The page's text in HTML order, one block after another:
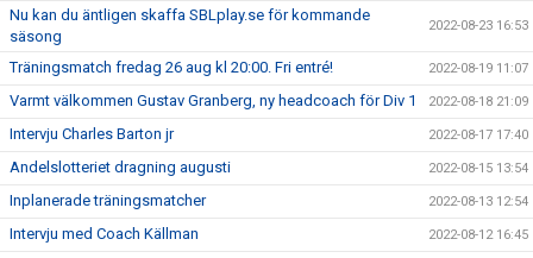
Nu kan du äntligen skaffa SBLplay.se för kommande
säsong
2022-08-23 16:53
Träningsmatch fredag 26 aug kl 20:00. Fri entré! 2022-08-19 11:07
Varmt välkommen Gustav Granberg, ny headcoach för Div 1 2022-08-18 21:09
Intervju Charles Barton jr 2022-08-17 17:40
Andelslotteriet dragning augusti 2022-08-15 13:54
Inplanerade träningsmatcher 2022-08-13 12:54
Intervju med Coach Källman 2022-08-12 16:45